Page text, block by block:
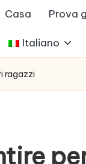
Casa Prova
Italiano
ragazzi